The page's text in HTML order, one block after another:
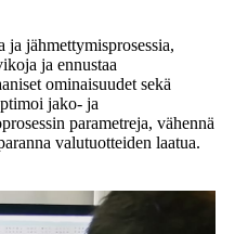
jähmettymisprosessia,
ja ennustaa
ominaisuudet sekä
jako- ja
parametreja, vähennä
valutuotteiden laatua.